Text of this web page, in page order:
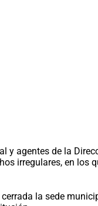
agentes de la
irregulares, en
la sede